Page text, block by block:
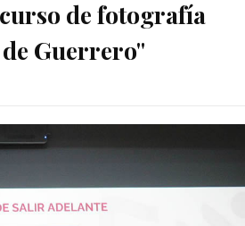
de fotografía
Guerrero"